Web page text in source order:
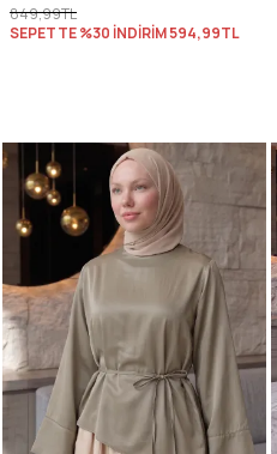
849,99TL
SEPETTE %30 İNDİRİM594,99TL